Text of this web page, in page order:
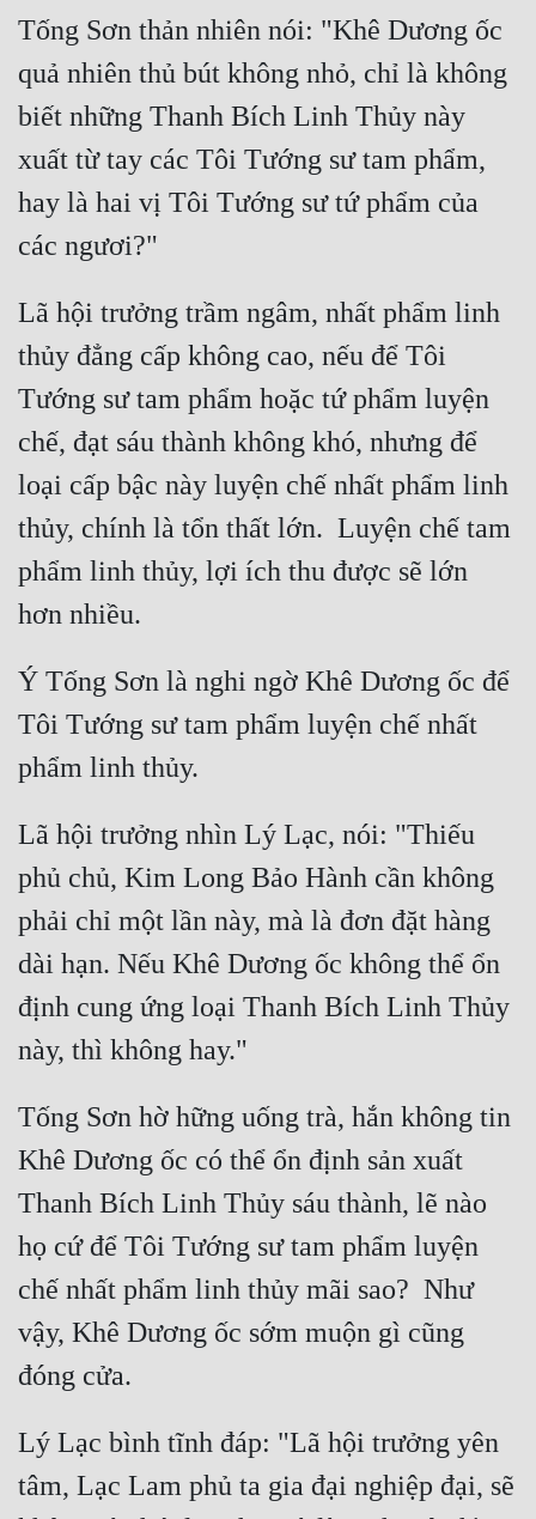
Tống Sơn thản nhiên nói: "Khê Dương ốc
quả nhiên thủ bút không nhỏ, chỉ là không
biết những Thanh Bích Linh Thủy này
xuất từ tay các Tôi Tướng sư tam phẩm,
hay là hai vị Tôi Tướng sư tứ phẩm của
Lã hội trưởng trầm ngâm, nhất phẩm linh
thủy đẳng cấp không cao, nếu để Tôi
Tướng sư tam phẩm hoặc tứ phẩm luyện
chế, đạt sáu thành không khó, nhưng để
loại cấp bậc này luyện chế nhất phẩm linh
thủy, chính là tổn thất lớn.  Luyện chế tam
phẩm linh thủy, lợi ích thu được sẽ lớn
Ý Tống Sơn là nghi ngờ Khê Dương ốc để
Tôi Tướng sư tam phẩm luyện chế nhất
Lã hội trưởng nhìn Lý Lạc, nói: "Thiếu
phủ chủ, Kim Long Bảo Hành cần không
phải chỉ một lần này, mà là đơn đặt hàng
dài hạn. Nếu Khê Dương ốc không thể ổn
định cung ứng loại Thanh Bích Linh Thủy
Tống Sơn hờ hững uống trà, hắn không tin
Khê Dương ốc có thể ổn định sản xuất
Thanh Bích Linh Thủy sáu thành, lẽ nào
họ cứ để Tôi Tướng sư tam phẩm luyện
chế nhất phẩm linh thủy mãi sao?  Như
vậy, Khê Dương ốc sớm muộn gì cũng
Lý Lạc bình tĩnh đáp: "Lã hội trưởng yên
tâm, Lạc Lam phủ ta gia đại nghiệp đại, sẽ